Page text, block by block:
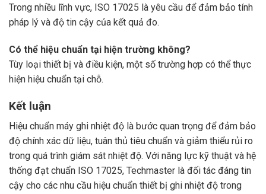
Trong nhiều lĩnh vực, ISO 17025 là yêu cầu để đảm bảo tính
pháp lý và độ tin cậy của kết quả đo.
Có thể hiệu chuẩn tại hiện trường không?
Tùy loại thiết bị và điều kiện, một số trường hợp có thể thực
hiện hiệu chuẩn tại chỗ.
Kết luận
Hiệu chuẩn máy ghi nhiệt độ là bước quan trọng để đảm bảo
độ chính xác dữ liệu, tuân thủ tiêu chuẩn và giảm thiểu rủi ro
trong quá trình giám sát nhiệt độ. Với năng lực kỹ thuật và hệ
thống đạt chuẩn ISO 17025, Techmaster là đối tác đáng tin
cậy cho các nhu cầu hiệu chuẩn thiết bị ghi nhiệt độ trong